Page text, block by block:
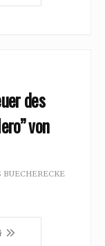
des
von
BUECHERECKE